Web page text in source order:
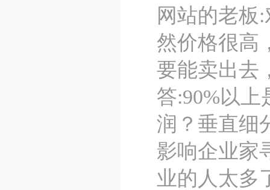
网站的老板
然价格很高
要能卖出去
答:90%以
润？垂直细
影响企业家
业的人太多